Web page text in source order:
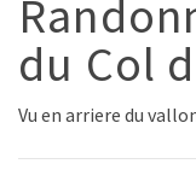
du Col
Vu en arriere du